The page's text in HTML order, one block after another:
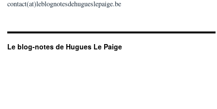
contact(at)leblognotesdehugueslepaige.be
Le blog-notes de Hugues Le Paige